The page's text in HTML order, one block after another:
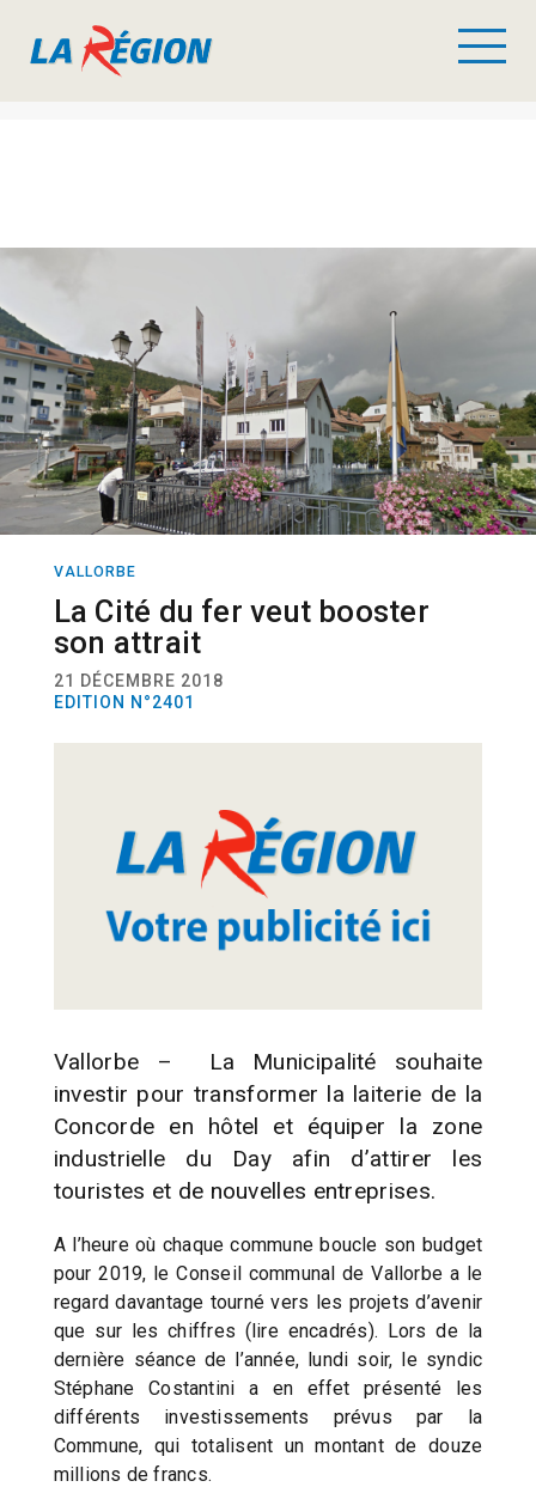
VALLORBE
La Cité du fer veut booster
son attrait
21 DÉCEMBRE 2018
EDITION N°2401
Vallorbe – La Municipalité souhaite
investir pour transformer la laiterie de la
Concorde en hôtel et équiper la zone
industrielle du Day afin d’attirer les
touristes et de nouvelles entreprises.
A l’heure où chaque commune boucle son budget
pour 2019, le Conseil communal de Vallorbe a le
regard davantage tourné vers les projets d’avenir
que sur les chiffres (lire encadrés). Lors de la
dernière séance de l’année, lundi soir, le syndic
Stéphane Costantini a en effet présenté les
différents investissements prévus par la
Commune, qui totalisent un montant de douze
millions de francs.